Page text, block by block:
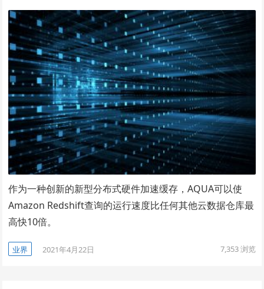
作为一种创新的新型分布式硬件加速缓存，AQUA可以使
Amazon Redshift查询的运行速度比任何其他云数据仓库最
高快10倍。
业界 2021年4月22日 7,353浏览